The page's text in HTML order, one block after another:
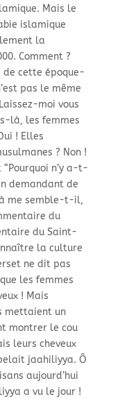
Mais le
islamique
la
Comment ?
de cette époque-
pas le même
moi vous
là, les femmes
! Elles
? Non !
n’y a-t-
demandant de
me semble-t-il,
du
du Saint-
la culture
ne dit pas
que les femmes
! Mais
mettaient un
montrer le cou
leurs cheveux
jaahiliyya. Ô
aujourd’hui
a vu le jour !